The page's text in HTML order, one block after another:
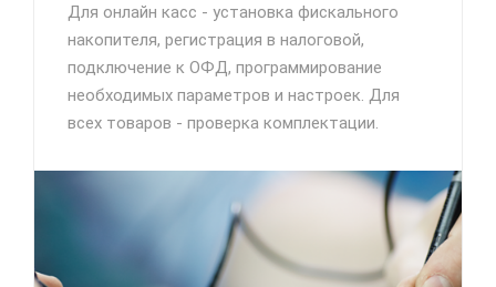
Для онлайн касс - установка фискального
накопителя, регистрация в налоговой,
подключение к ОФД, программирование
необходимых параметров и настроек. Для
всех товаров - проверка комплектации.